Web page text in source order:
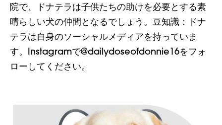
院で、ドナテラは子供たちの助けを必要とする素
晴らしい犬の仲間となるでしょう。豆知識：ドナ
テラは自身のソーシャルメディアを持っていま
す。Instagramで@dailydoseofdonnie16をフォ
ローしてください。